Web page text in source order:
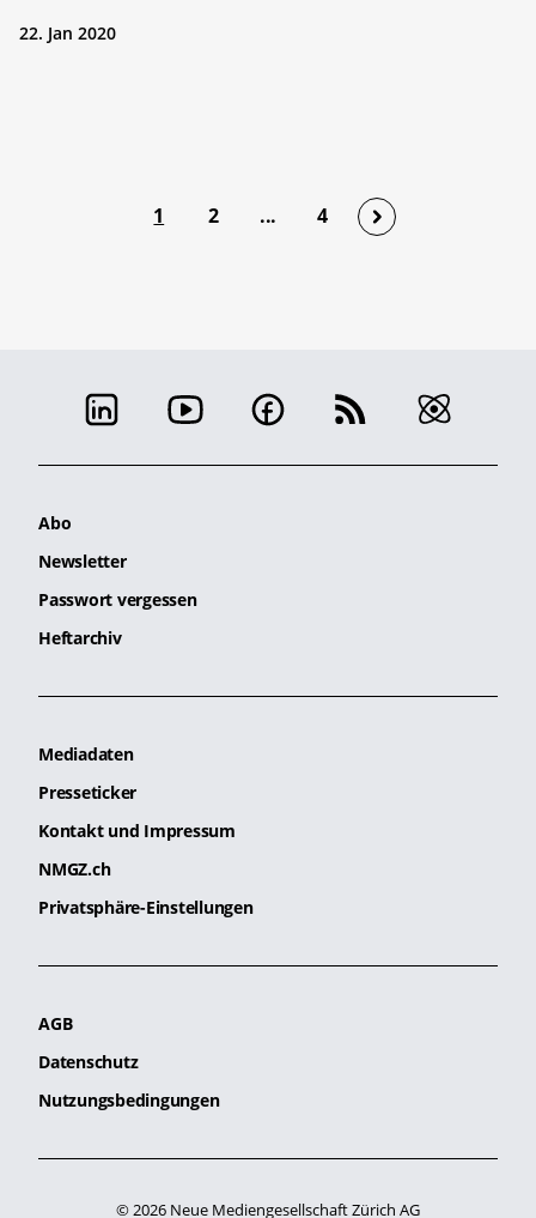
22. Jan 2020
1 2 ... 4
Abo
Newsletter
Passwort vergessen
Heftarchiv
Mediadaten
Presseticker
Kontakt und Impressum
NMGZ.ch
Privatsphäre-Einstellungen
AGB
Datenschutz
Nutzungsbedingungen
© 2026 Neue Mediengesellschaft Zürich AG